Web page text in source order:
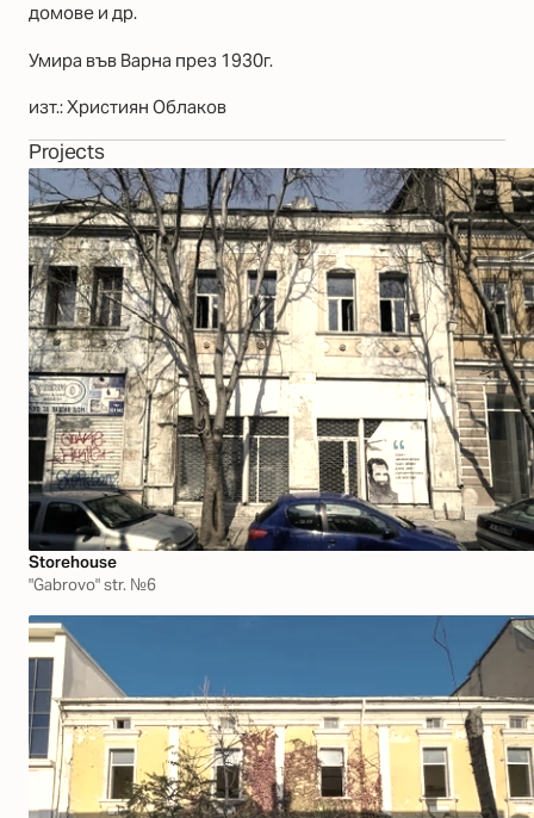
домове и др.
Умира във Варна през 1930г.
изт.: Християн Облаков
Projects
Storehouse
"Gabrovo" str. №6